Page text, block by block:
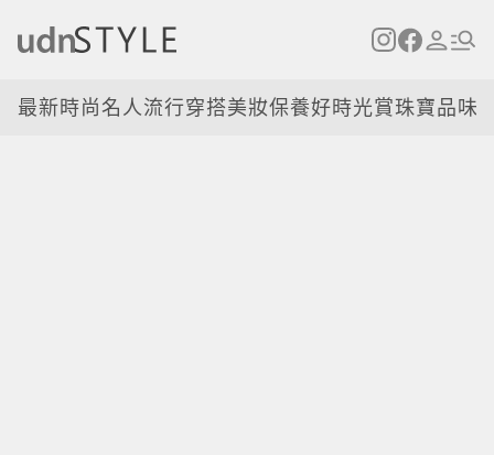
最新時尚名人 流行穿搭美妝保養好時光賞珠寶品味